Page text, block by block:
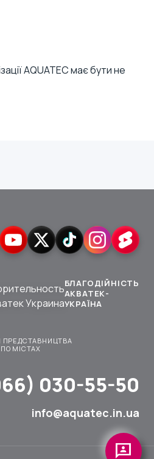
AQUATEC має бути не
БЛАГОДІЙНІСТЬ
АКВАТЕК-
УКРАЇНА
ПРЕДСТАВНИЦТВА
МІСТАХ
030-55-50
info@aquatec.in.ua
3p